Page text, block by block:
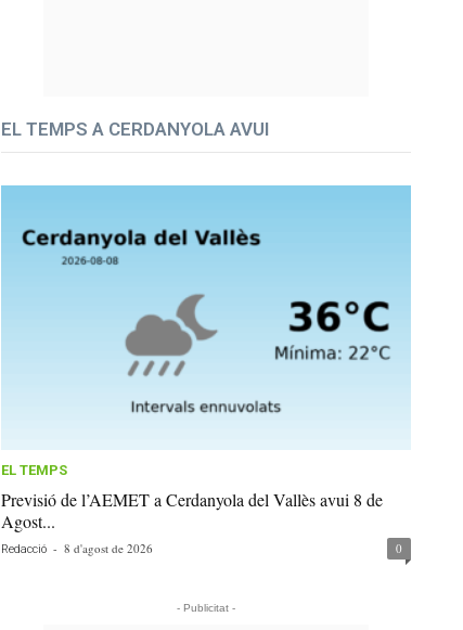
EL TEMPS A CERDANYOLA AVUI
EL TEMPS
Previsió de l’AEMET a Cerdanyola del Vallès avui 8 de
Agost...
Redacció - 8 d'agost de 2026 0
- Publicitat -